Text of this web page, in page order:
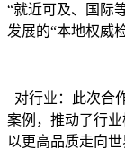
“就近可及、国际
发展的“本地权威
对行业：此次合
案例，推动了行
以更高品质走向世